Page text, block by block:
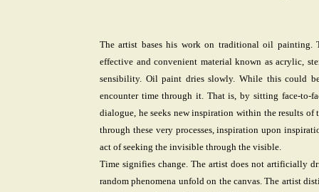
The artist bases his work on traditional oil painting.
effective and convenient material known as acrylic,
sensibility. Oil paint dries slowly. While this could
encounter time through it. That is, by sitting face-to-
dialogue, he seeks new inspiration within the results of
through these very processes, inspiration upon
act of seeking the invisible through the visible.
Time signifies change. The artist does not artificially
random phenomena unfold on the canvas. The artist